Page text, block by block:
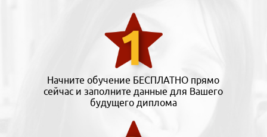
Начните обучение БЕСПЛАТНО прямо
сейчас и заполните данные для Вашего
будущего диплома